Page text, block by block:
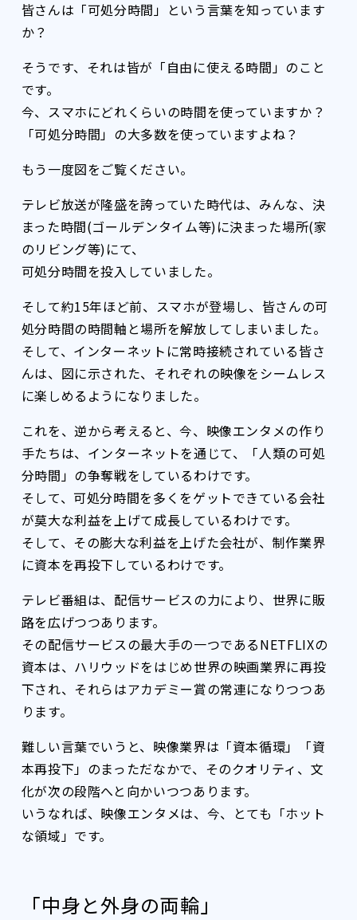
皆さんは「可処分時間」という言葉を知っています
か？
そうです、それは皆が「自由に使える時間」のこと
です。
今、スマホにどれくらいの時間を使っていますか？
「可処分時間」の大多数を使っていますよね？
もう一度図をご覧ください。
テレビ放送が隆盛を誇っていた時代は、みんな、決
まった時間(ゴールデンタイム等)に決まった場所(家
のリビング等)にて、
可処分時間を投入していました。
そして約15年ほど前、スマホが登場し、皆さんの可
処分時間の時間軸と場所を解放してしまいました。
そして、インターネットに常時接続されている皆さ
んは、図に示された、それぞれの映像をシームレス
に楽しめるようになりました。
これを、逆から考えると、今、映像エンタメの作り
手たちは、インターネットを通じて、「人類の可処
分時間」の争奪戦をしているわけです。
そして、可処分時間を多くをゲットできている会社
が莫大な利益を上げて成長しているわけです。
そして、その膨大な利益を上げた会社が、制作業界
に資本を再投下しているわけです。
テレビ番組は、配信サービスの力により、世界に販
路を広げつつあります。
その配信サービスの最大手の一つであるNETFLIXの
資本は、ハリウッドをはじめ世界の映画業界に再投
下され、それらはアカデミー賞の常連になりつつあ
ります。
難しい言葉でいうと、映像業界は「資本循環」「資
本再投下」のまっただなかで、そのクオリティ、文
化が次の段階へと向かいつつあります。
いうなれば、映像エンタメは、今、とても「ホット
な領域」です。
「中身と外身の両輪」